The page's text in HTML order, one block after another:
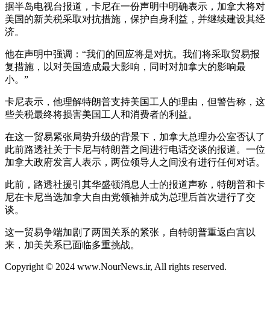
据半岛电视台报道，卡尼在一份声明中明确表示，加拿大将对
美国的新关税采取对抗措施，保护自身利益，并继续建设其经
济。
他在声明中强调：“我们的回应将是对抗。我们将采取贸易报
复措施，以对美国造成最大影响，同时对加拿大的影响最
小。”
卡尼表示，他理解特朗普支持美国工人的理由，但警告称，这
些关税最终将损害美国工人和消费者的利益。
在这一贸易紧张局势升级的背景下，加拿大总理办公室否认了
此前路透社关于卡尼与特朗普之间进行电话交谈的报道。一位
加拿大政府发言人表示，两位领导人之间没有进行任何对话。
此前，路透社援引其华盛顿消息人士的报道声称，特朗普和卡
尼在卡尼当选加拿大自由党领袖并成为总理后首次进行了交
谈。
这一贸易争端加剧了两国关系的紧张，自特朗普重返白宫以
来，加美关系已面临多重挑战。
Copyright © 2024 www.NourNews.ir, All rights reserved.